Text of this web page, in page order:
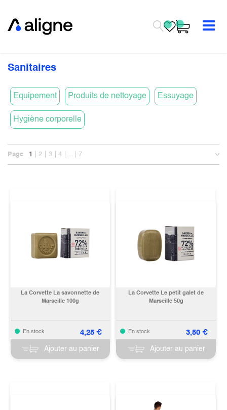
Sanitaires
Equipement Produits de nettoyage Essuyage
Hygiène corporelle
Page 1 2 3 4 … 7
La Corvette La savonnette de
Marseille 100g
En stock 4,25€
Ajouter au panier
La Corvette Le petit galet de
Marseille 50g
En stock 3,50€
Ajouter au panier